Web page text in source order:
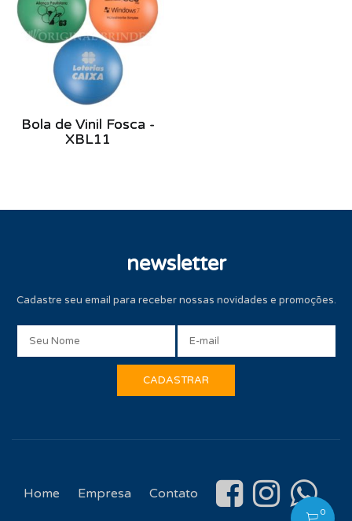
0
Bola de Vinil Fosca -
XBL11
newsletter
Cadastre seu email para receber nossas novidades e promoções.
Home Empresa Contato